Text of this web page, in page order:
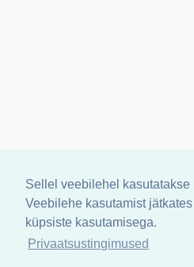
Sellel veebilehel kasutatakse
Veebilehe kasutamist
küpsiste kasutamisega.
Privaatsustingimused